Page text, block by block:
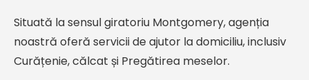
Situată la sensul giratoriu Montgomery, agenția
noastră oferă servicii de ajutor la domiciliu, inclusiv
Curățenie, călcat și Pregătirea meselor.